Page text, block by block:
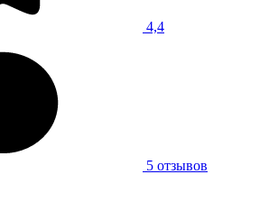
4,4
5 отзывов